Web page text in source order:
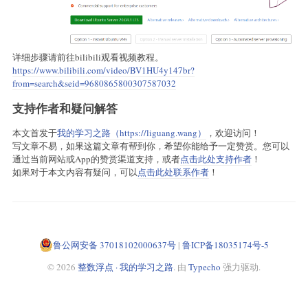
详细步骤请前往bilibili观看视频教程。
https://www.bilibili.com/video/BV1HU4y147br?
from=search&seid=9680865800307587032
支持作者和疑问解答
本文首发于我的学习之路（https://liguang.wang）
，欢迎访问！
写文章不易，如果这篇文章有帮到你，希望你能给予一定赞赏。您可以
通过当前网站或App的赞赏渠道支持，或者点击此处支持作者 ！
如果对于本文内容有疑问，可以点击此处联系作者 ！
鲁公网安备 37018102000637号 | 鲁ICP备18035174号-5
© 2026 整数浮点 · 我的学习之路. 由 Typecho 强力驱动.